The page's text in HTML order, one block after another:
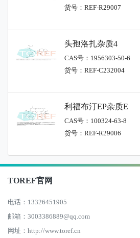
货号：REF-R29007
头孢洛扎杂质4
CAS号：1956303-50-6
货号：REF-C232004
利福布汀EP杂质E
CAS号：100324-63-8
货号：REF-R29006
TOREF官网
电话：13326451905
邮箱：3003386889@qq.com
网址：http://www.toref.cn